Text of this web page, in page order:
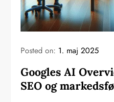
Posted on: 1. maj 2025
Googles AI
SEO og